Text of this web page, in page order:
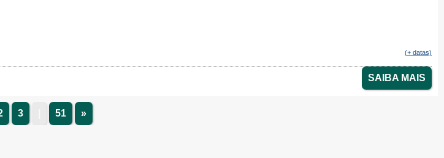
(+ datas)
SAIBA MAIS
3 51 »